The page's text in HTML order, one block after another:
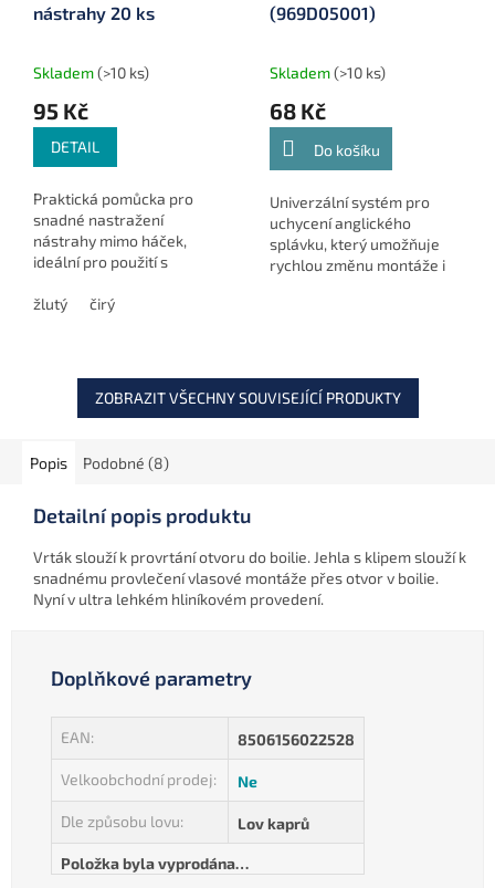
nástrahy 20 ks
Skladem(>10 ks)
95 Kč
DETAIL
Praktická pomůcka pro
snadné nastražení
nástrahy mimo háček,
ideální pro použití s
žlutý
čirý
(969D05001)
Skladem(>10 ks)
68 Kč
Do košíku
Univerzální systém pro
uchycení anglického
splávku, který umožňuje
rychlou změnu montáže i
ZOBRAZIT VŠECHNY SOUVISEJÍCÍ PRODUKTY
Popis Podobné (8)
Detailní popis produktu
Vrták slouží k provrtání otvoru do boilie. Jehla s klipem slouží k
snadnému provlečení vlasové montáže přes otvor v boilie.
Nyní v ultra lehkém hliníkovém provedení.
Doplňkové parametry
EAN: 8506156022528
Velkoobchodní prodej: Ne
Dle způsobu lovu: Lov kaprů
Položka byla vyprodána…